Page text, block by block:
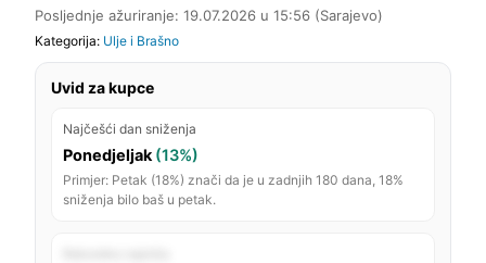
Posljednje ažuriranje: 19.07.2026 u 15:56 (Sarajevo)
Kategorija: Ulje i Brašno
Uvid za kupce
Najčešći dan sniženja
Ponedjeljak (13%)
Primjer: Petak (18%) znači da je u zadnjih 180 dana, 18%
sniženja bilo baš u petak.